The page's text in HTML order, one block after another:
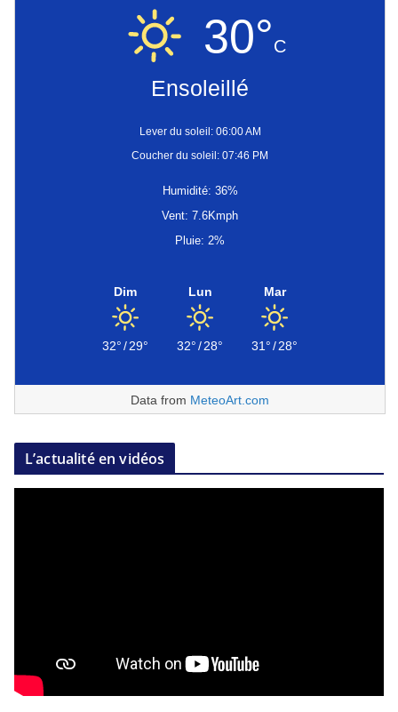
30°C
Ensoleillé
Lever du soleil: 06:00 AM
Coucher du soleil: 07:46 PM
Humidité: 36%
Vent: 7.6Kmph
Pluie: 2%
Dim
32°/29°
Lun
32°/28°
Mar
31°/28°
Data from MeteoArt.com
L’actualité en vidéos